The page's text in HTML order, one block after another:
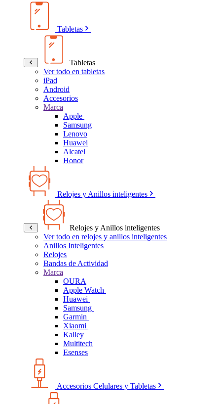
Tabletas
Tabletas
Ver todo en tabletas
iPad
Android
Accesorios
Marca
Apple
Samsung
Lenovo
Huawei
Alcatel
Honor
Relojes y Anillos inteligentes
Relojes y Anillos inteligentes
Ver todo en relojes y anillos inteligentes
Anillos Inteligentes
Relojes
Bandas de Actividad
Marca
OURA
Apple Watch
Huawei
Samsung
Garmin
Xiaomi
Kalley
Multitech
Esenses
Accesorios Celulares y Tabletas